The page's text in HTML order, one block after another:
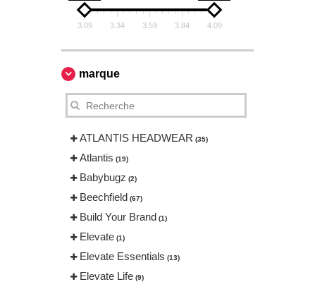
3.09 3.34 3.59 3.84 4.09
marque
ATLANTIS HEADWEAR (35)
Atlantis (19)
Babybugz (2)
Beechfield (67)
Build Your Brand (1)
Elevate (1)
Elevate Essentials (13)
Elevate Life (9)